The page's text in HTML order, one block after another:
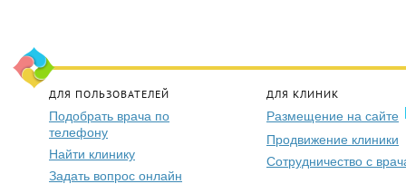
ДЛЯ ПОЛЬЗОВАТЕЛЕЙ
Подобрать врача по
телефону
Найти клинику
Задать вопрос онлайн
ДЛЯ КЛИНИК
Размещение на сайте
Продвижение клиники
Сотрудничество с